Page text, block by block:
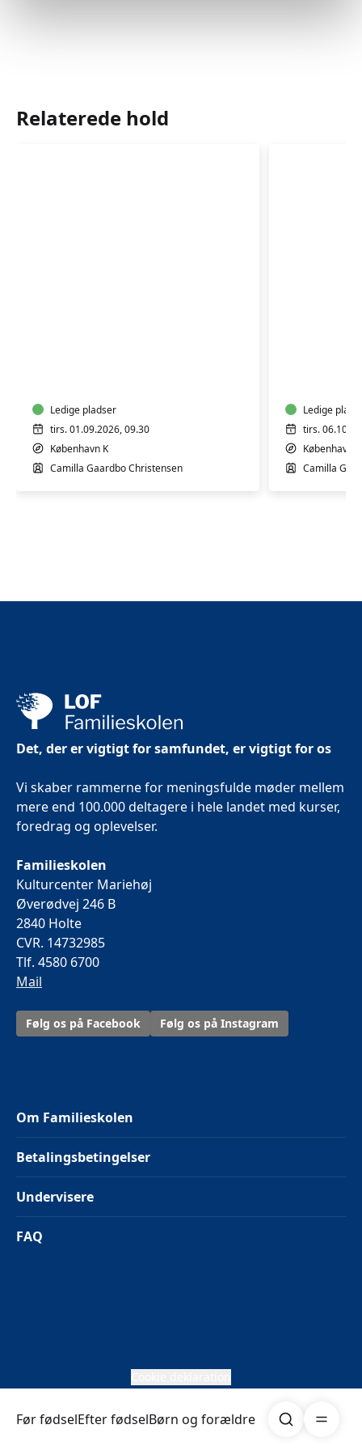
Før fødselEfter fødselBørn og forældre Søg
Relaterede hold
6
mdr.
Ledige pladser
tirs. 01.09.2026, 09.30
København K
Camilla Gaardbo Christensen
6
mdr.
Ledige
tirs.
København K
Camilla
Det, der er vigtigt for samfundet, er vigtigt for os
Vi skaber rammerne for meningsfulde møder mellem
mere end 100.000 deltagere i hele landet med kurser,
foredrag og oplevelser.
Familieskolen
Kulturcenter Mariehøj
Øverødvej 246 B
2840 Holte
CVR. 14732985
Tlf. 4580 6700
Mail
Følg os på Facebook Følg os på Instagram
Om Familieskolen
Betalingsbetingelser
Undervisere
FAQ